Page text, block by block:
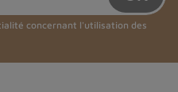
concernant l'utilisation des